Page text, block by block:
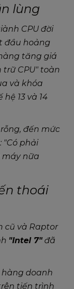
lùng
CPU đời
đầu hoảng
tăng giá
trữ CPU" toàn
và khóa
13 và 14
đến mức
"Có phải
máy nữa
thoái
cũ và Raptor
"Intel 7"đã
doanh
tiến trình